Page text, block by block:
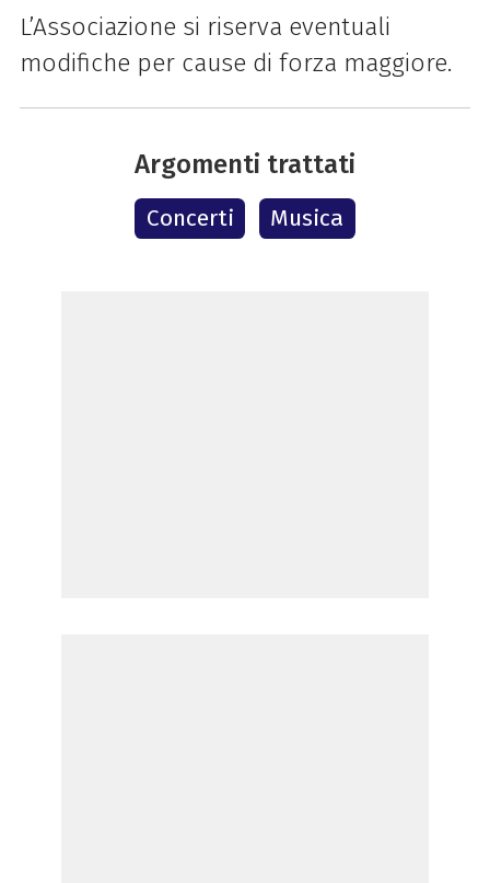
L’Associazione si riserva eventuali
modifiche per cause di forza maggiore.
Argomenti trattati
Concerti Musica